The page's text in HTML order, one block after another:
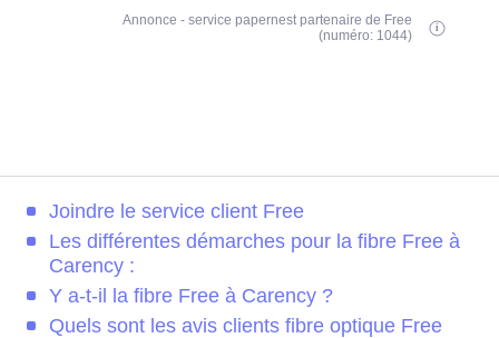
Annonce - service papernest partenaire de Free
(numéro: 1044)
Joindre le service client Free
Les différentes démarches pour la fibre Free à
Carency :
Y a-t-il la fibre Free à Carency ?
Quels sont les avis clients fibre optique Free